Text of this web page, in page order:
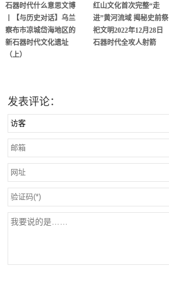
石器时代什么意思文博
丨【与历史对话】乌兰
察布市凉城岱海地区的
新石器时代文化遗址
（上）
红山文化首次完整“走
进”黄河流域 揭秘史前祭
祀文明2022年12月28日
石器时代全攻人射箭
发表评论：